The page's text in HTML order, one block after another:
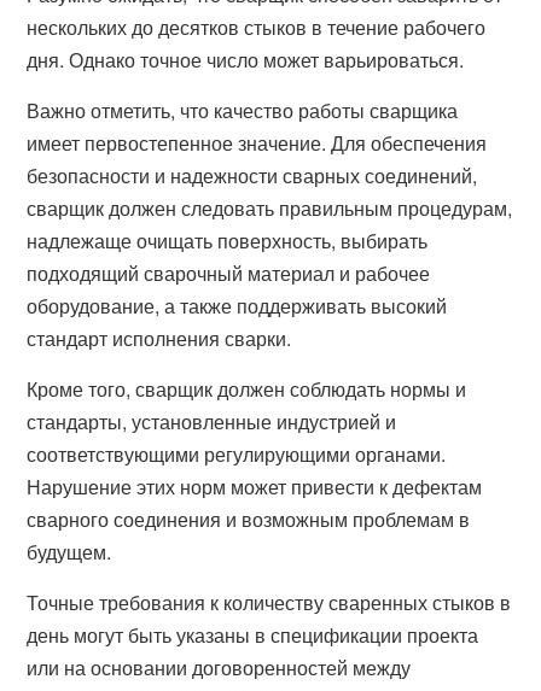
нескольких до десятков стыков в течение рабочего
дня. Однако точное число может варьироваться.
Важно отметить, что качество работы сварщика
имеет первостепенное значение. Для обеспечения
безопасности и надежности сварных соединений,
сварщик должен следовать правильным процедурам,
надлежаще очищать поверхность, выбирать
подходящий сварочный материал и рабочее
оборудование, а также поддерживать высокий
стандарт исполнения сварки.
Кроме того, сварщик должен соблюдать нормы и
стандарты, установленные индустрией и
соответствующими регулирующими органами.
Нарушение этих норм может привести к дефектам
сварного соединения и возможным проблемам в
будущем.
Точные требования к количеству сваренных стыков в
день могут быть указаны в спецификации проекта
или на основании договоренностей между